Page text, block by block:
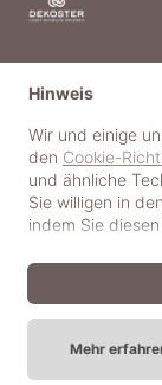
© 2018-2025
Hinweis
Wir und einige
den Cookie-
und ähnliche
Sie willigen in
indem Sie
Mehr